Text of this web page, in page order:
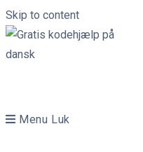
Skip to content
Menu Luk